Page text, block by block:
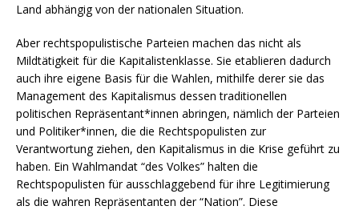
Land abhängig von der nationalen Situation.
Aber rechtspopulistische Parteien machen das nicht als
Mildtätigkeit für die Kapitalistenklasse. Sie etablieren dadurch
auch ihre eigene Basis für die Wahlen, mithilfe derer sie das
Management des Kapitalismus dessen traditionellen
politischen Repräsentant*innen abringen, nämlich der Parteien
und Politiker*innen, die die Rechtspopulisten zur
Verantwortung ziehen, den Kapitalismus in die Krise geführt zu
haben. Ein Wahlmandat “des Volkes” halten die
Rechtspopulisten für ausschlaggebend für ihre Legitimierung
als die wahren Repräsentanten der “Nation”. Diese